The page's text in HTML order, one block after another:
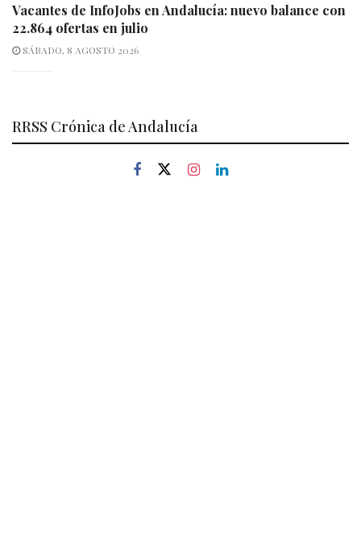
Vacantes de InfoJobs en Andalucía: nuevo balance con
22.864 ofertas en julio
SÁBADO, 8 AGOSTO 2026
RRSS Crónica de Andalucía